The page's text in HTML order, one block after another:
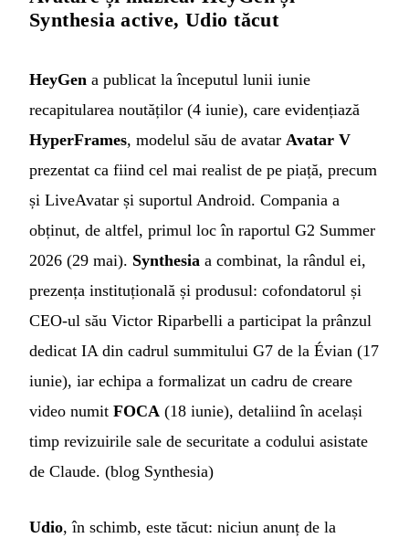
Synthesia active, Udio tăcut
HeyGen a publicat la începutul lunii iunie
recapitularea noutăților (4 iunie), care evidențiază
HyperFrames, modelul său de avatar Avatar V
prezentat ca fiind cel mai realist de pe piață, precum
și LiveAvatar și suportul Android. Compania a
obținut, de altfel, primul loc în raportul G2 Summer
2026 (29 mai). Synthesia a combinat, la rândul ei,
prezența instituțională și produsul: cofondatorul și
CEO-ul său Victor Riparbelli a participat la prânzul
dedicat IA din cadrul summitului G7 de la Évian (17
iunie), iar echipa a formalizat un cadru de creare
video numit FOCA (18 iunie), detaliind în același
timp revizuirile sale de securitate a codului asistate
de Claude. (blog Synthesia)
Udio, în schimb, este tăcut: niciun anunț de la